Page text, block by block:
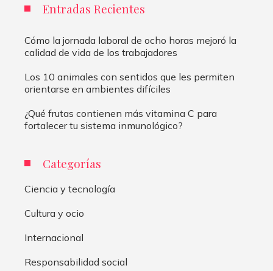
Entradas Recientes
Cómo la jornada laboral de ocho horas mejoró la
calidad de vida de los trabajadores
Los 10 animales con sentidos que les permiten
orientarse en ambientes difíciles
¿Qué frutas contienen más vitamina C para
fortalecer tu sistema inmunológico?
Categorías
Ciencia y tecnología
Cultura y ocio
Internacional
Responsabilidad social